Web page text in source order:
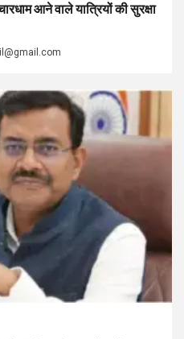
आने वाले यात्रियों की सुरक्षा